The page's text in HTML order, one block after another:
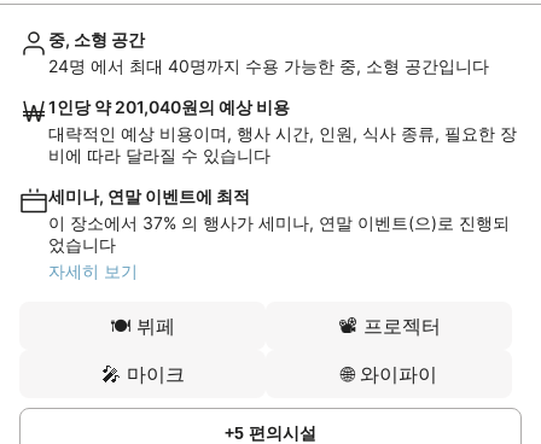
중, 소형 공간
24명 에서 최대 40명까지 수용 가능한 중, 소형 공간입니다
1인당 약 201,040원의 예상 비용
대략적인 예상 비용이며, 행사 시간, 인원, 식사 종류, 필요한 장
비에 따라 달라질 수 있습니다
세미나, 연말 이벤트에 최적
이 장소에서 37% 의 행사가 세미나, 연말 이벤트(으)로 진행되
었습니다
자세히 보기
🍽️ 뷔페 📽️ 프로젝터
🎤 마이크 🌐 와이파이
+5 편의시설